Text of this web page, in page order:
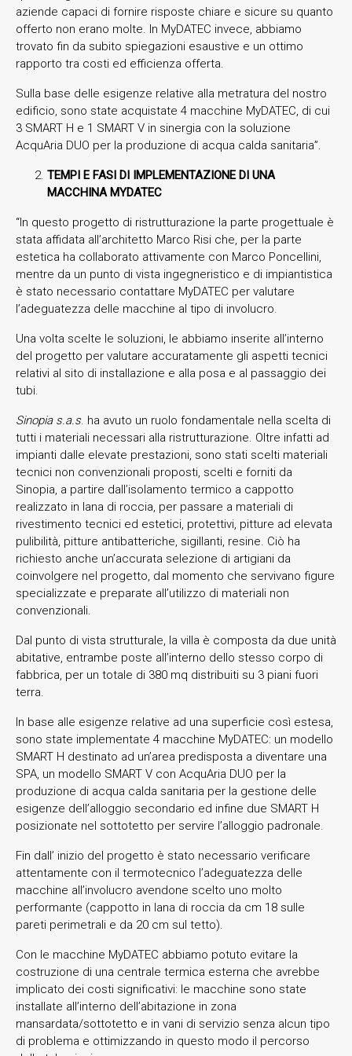
aziende capaci di fornire risposte chiare e sicure su quanto
offerto non erano molte. In MyDATEC invece, abbiamo
trovato fin da subito spiegazioni esaustive e un ottimo
rapporto tra costi ed efficienza offerta.
Sulla base delle esigenze relative alla metratura del nostro
edificio, sono state acquistate 4 macchine MyDATEC, di cui
3 SMART H e 1 SMART V in sinergia con la soluzione
AcquAria DUO per la produzione di acqua calda sanitaria”.
TEMPI E FASI DI IMPLEMENTAZIONE DI UNA
MACCHINA MYDATEC
“In questo progetto di ristrutturazione la parte progettuale è
stata affidata all’architetto Marco Risi che, per la parte
estetica ha collaborato attivamente con Marco Poncellini,
mentre da un punto di vista ingegneristico e di impiantistica
è stato necessario contattare MyDATEC per valutare
l’adeguatezza delle macchine al tipo di involucro.
Una volta scelte le soluzioni, le abbiamo inserite all’interno
del progetto per valutare accuratamente gli aspetti tecnici
relativi al sito di installazione e alla posa e al passaggio dei
tubi.
Sinopia s.a.s. ha avuto un ruolo fondamentale nella scelta di
tutti i materiali necessari alla ristrutturazione. Oltre infatti ad
impianti dalle elevate prestazioni, sono stati scelti materiali
tecnici non convenzionali proposti, scelti e forniti da
Sinopia, a partire dall’isolamento termico a cappotto
realizzato in lana di roccia, per passare a materiali di
rivestimento tecnici ed estetici, protettivi, pitture ad elevata
pulibilità, pitture antibatteriche, sigillanti, resine. Ciò ha
richiesto anche un’accurata selezione di artigiani da
coinvolgere nel progetto, dal momento che servivano figure
specializzate e preparate all’utilizzo di materiali non
convenzionali.
Dal punto di vista strutturale, la villa è composta da due unità
abitative, entrambe poste all’interno dello stesso corpo di
fabbrica, per un totale di 380 mq distribuiti su 3 piani fuori
terra.
In base alle esigenze relative ad una superficie così estesa,
sono state implementate 4 macchine MyDATEC: un modello
SMART H destinato ad un’area predisposta a diventare una
SPA, un modello SMART V con AcquAria DUO per la
produzione di acqua calda sanitaria per la gestione delle
esigenze dell’alloggio secondario ed infine due SMART H
posizionate nel sottotetto per servire l’alloggio padronale.
Fin dall’ inizio del progetto è stato necessario verificare
attentamente con il termotecnico l’adeguatezza delle
macchine all’involucro avendone scelto uno molto
performante (cappotto in lana di roccia da cm 18 sulle
pareti perimetrali e da 20 cm sul tetto).
Con le macchine MyDATEC abbiamo potuto evitare la
costruzione di una centrale termica esterna che avrebbe
implicato dei costi significativi: le macchine sono state
installate all’interno dell’abitazione in zona
mansardata/sottotetto e in vani di servizio senza alcun tipo
di problema e ottimizzando in questo modo il percorso